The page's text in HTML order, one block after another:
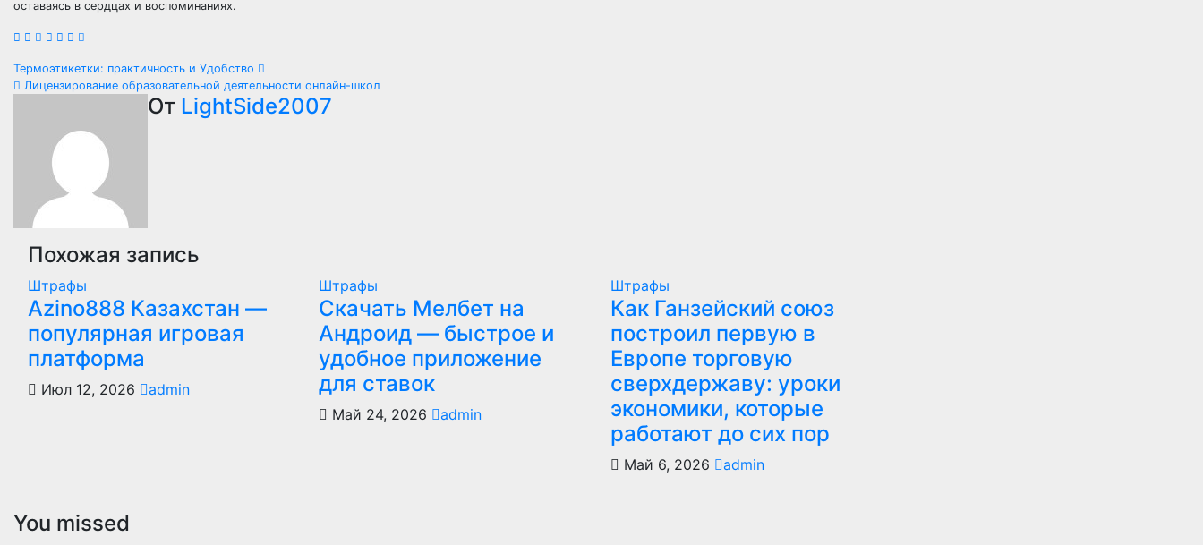
оставаясь в сердцах и воспоминаниях.
Навигация
записям
Термоэтикетки: практичность и Удобство
Лицензирование образовательной деятельности онлайн-школ
От LightSide2007
Похожая запись
Штрафы
Azino888 Казахстан —
популярная игровая
платформа
Июл 12, 2026 admin
Штрафы
Скачать Мелбет на
Андроид — быстрое и
удобное приложение
для ставок
Май 24, 2026 admin
Штрафы
Как Ганзейский союз
построил первую в
Европе торговую
сверхдержаву: уроки
экономики, которые
работают до сих пор
Май 6, 2026 admin
You missed